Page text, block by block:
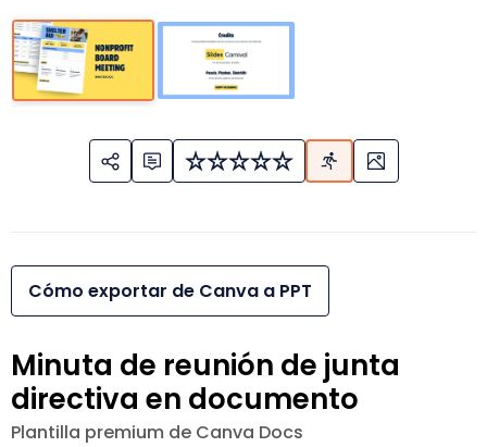
Cómo exportar de Canva a PPT
Minuta de reunión de junta
directiva en documento
Plantilla premium de Canva Docs